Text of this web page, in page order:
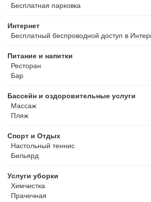
Бесплатная парковка
Интернет
Бесплатный беспроводной доступ в
Питание и напитки
Ресторан
Бар
Бассейн и оздоровительные услуги
Массаж
Пляж
Спорт и Отдых
Настольный теннис
Бильярд
Услуги уборки
Химчистка
Прачечная